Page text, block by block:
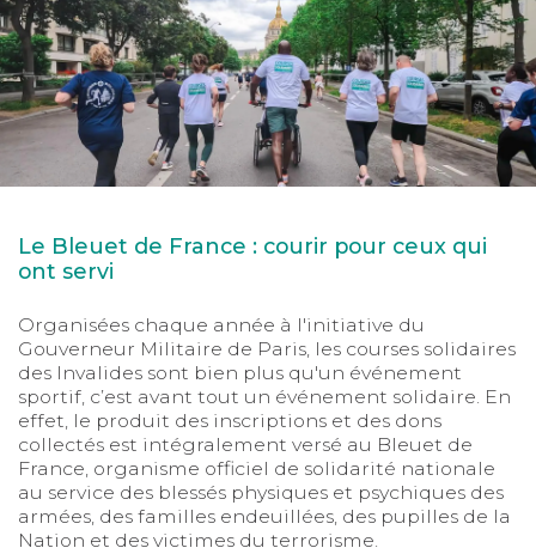
Le Bleuet de France : courir pour ceux qui
ont servi
Organisées chaque année à l'initiative du
Gouverneur Militaire de Paris, les courses solidaires
des Invalides sont bien plus qu'un événement
sportif, c’est avant tout un événement solidaire. En
effet, le produit des inscriptions et des dons
collectés est intégralement versé au Bleuet de
France, organisme officiel de solidarité nationale
au service des blessés physiques et psychiques des
armées, des familles endeuillées, des pupilles de la
Nation et des victimes du terrorisme.